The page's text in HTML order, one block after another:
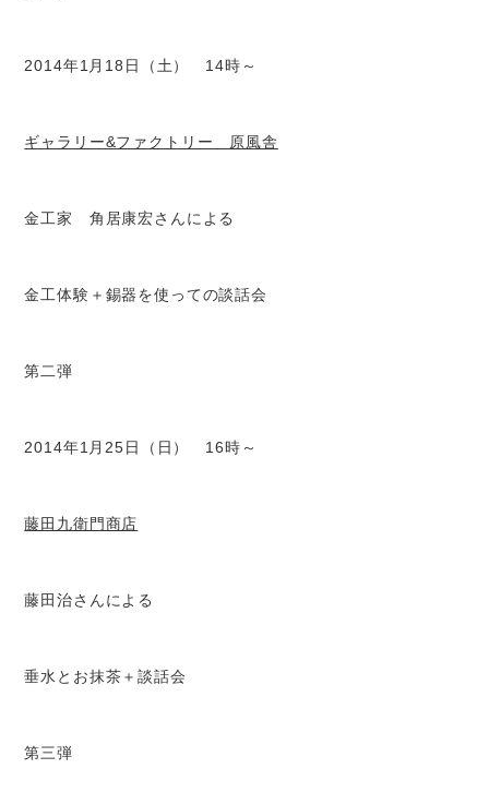
2014年1月18日（土） 14時～
ギャラリー&ファクトリー 原風舎
金工家 角居康宏さんによる
金工体験＋錫器を使っての談話会
第二弾
2014年1月25日（日） 16時～
藤田九衛門商店
藤田治さんによる
垂水とお抹茶＋談話会
第三弾